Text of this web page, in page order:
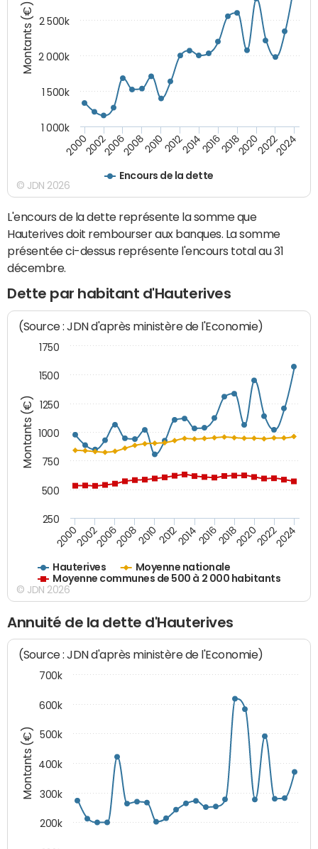
Montants (€)
Encours de la dette
200020022006200820102012201420162018202020222024
1 000k
1 500k
2 000k
2 500k
© JDN 2026
L'encours de la dette représente la somme que
Hauterives doit rembourser aux banques. La somme
présentée ci-dessus représente l'encours total au 31
décembre.
Dette par habitant d'Hauterives
Montants (€)
(Source : JDN d'après ministère de l'Economie)
Hauterives
Moyenne nationale
Moyenne communes de 500 à 2 000 habitants
200020022006200820102012201420162018202020222024
250
500
750
1000
1250
1500
1750
© JDN 2026
Annuité de la dette d'Hauterives
Montants (€)
(Source : JDN d'après ministère de l'Economie)
200k
300k
400k
500k
600k
700k